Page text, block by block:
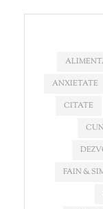
ANXIETATE
CITATE
FAIN &